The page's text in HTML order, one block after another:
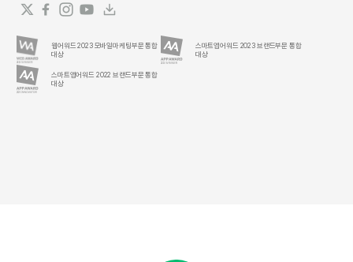
웹어워드 2023 모바일마케팅부문 통합
대상
스마트앱어워드 2023 브랜드부문 통합
대상
스마트앱어워드 2022 브랜드부문 통합
대상